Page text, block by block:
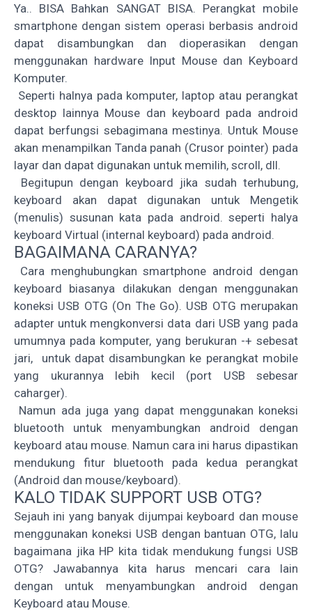
Ya.. BISA Bahkan SANGAT BISA. Perangkat mobile
smartphone dengan sistem operasi berbasis android
dapat disambungkan dan dioperasikan dengan
menggunakan hardware Input Mouse dan Keyboard
Komputer.
Seperti halnya pada komputer, laptop atau perangkat
desktop lainnya Mouse dan keyboard pada android
dapat berfungsi sebagimana mestinya. Untuk Mouse
akan menampilkan Tanda panah (Crusor pointer) pada
layar dan dapat digunakan untuk memilih, scroll, dll.
Begitupun dengan keyboard jika sudah terhubung,
keyboard akan dapat digunakan untuk Mengetik
(menulis) susunan kata pada android. seperti halya
keyboard Virtual (internal keyboard) pada android.
BAGAIMANA CARANYA?
Cara menghubungkan smartphone android dengan
keyboard biasanya dilakukan dengan menggunakan
koneksi USB OTG (On The Go). USB OTG merupakan
adapter untuk mengkonversi data dari USB yang pada
umumnya pada komputer, yang berukuran -+ sebesat
jari, untuk dapat disambungkan ke perangkat mobile
yang ukurannya lebih kecil (port USB sebesar
caharger).
Namun ada juga yang dapat menggunakan koneksi
bluetooth untuk menyambungkan android dengan
keyboard atau mouse. Namun cara ini harus dipastikan
mendukung fitur bluetooth pada kedua perangkat
(Android dan mouse/keyboard).
KALO TIDAK SUPPORT USB OTG?
Sejauh ini yang banyak dijumpai keyboard dan mouse
menggunakan koneksi USB dengan bantuan OTG, lalu
bagaimana jika HP kita tidak mendukung fungsi USB
OTG? Jawabannya kita harus mencari cara lain
dengan untuk menyambungkan android dengan
Keyboard atau Mouse.